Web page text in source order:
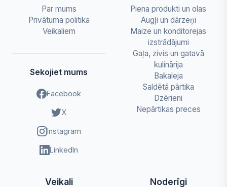
Par mums
Privātuma politika
Veikaliem
Sekojiet mums
Facebook
X
Instagram
LinkedIn
Piena produkti un olas
Augļi un dārzeņi
Maize un konditorejas
izstrādājumi
Gaļa, zivis un gatavā
kulinārija
Bakaleja
Saldētā pārtika
Dzērieni
Nepārtikas preces
Veikali Noderīgi